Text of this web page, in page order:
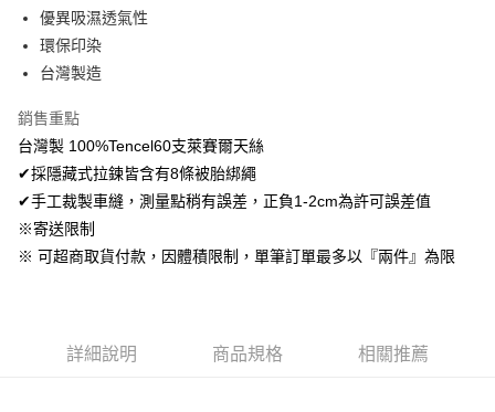
悠遊付
Google Pay
AFTEE先享後付
相關說明
AFTEE先享後付是「在收到商品之後才付款」的支付方式。 讓您購物簡單
便利好安心！
１．簡單：不需註冊會員、不需綁卡、不需儲值。
２．便利：只要手機號碼，簡訊認證，即可結帳。
３．安心：先確認商品／服務後，再付款。
２．訂單成立數日內，您將收到繳費通知簡訊。
ATM付款
運送方式
全家取貨付款
優異吸濕透氣性
環保印染
台灣製造
銷售重點
台灣製 100%Tencel60支萊賽爾天絲
✔採隱藏式拉鍊皆含有8條被胎綁繩
✔手工裁製車縫，測量點稍有誤差，正負1-2cm為許可誤差值
※寄送限制
※ 可超商取貨付款，因體積限制，單筆訂單最多以『兩件』為限
詳細說明 商品規格 相關推薦